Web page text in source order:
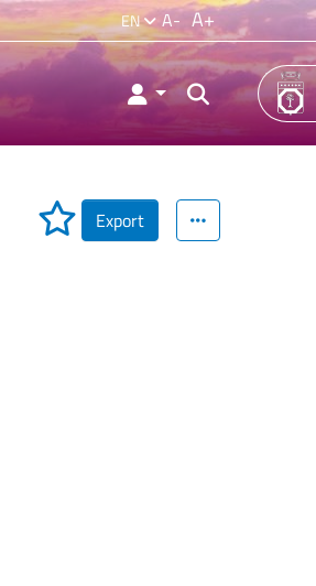
EN A- A+
Export